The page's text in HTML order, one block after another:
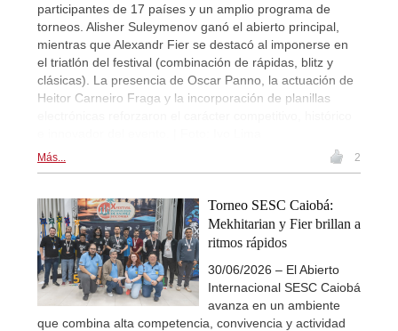
participantes de 17 países y un amplio programa de
torneos. Alisher Suleymenov ganó el abierto principal,
mientras que Alexandr Fier se destacó al imponerse en
el triatlón del festival (combinación de rápidas, blitz y
clásicas). La presencia de Oscar Panno, la actuación de
Heitor Carneiro Fraga y la incorporación de planillas
Más... 2
Torneo SESC Caiobá:
Mekhitarian y Fier brillan a
ritmos rápidos
30/06/2026 – El Abierto
Internacional SESC Caiobá
avanza en un ambiente
que combina alta competencia, convivencia y actividad